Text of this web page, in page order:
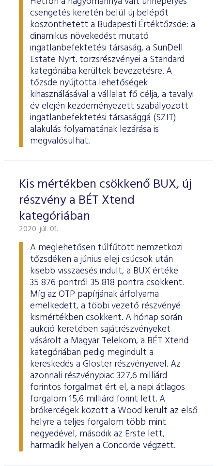
csengetés keretén belül új belépőt
köszönthetett a Budapesti Értéktőzsde: a
dinamikus növekedést mutató
ingatlanbefektetési társaság, a SunDell
Estate Nyrt. törzsrészvényei a Standard
kategóriába kerültek bevezetésre. A
tőzsde nyújtotta lehetőségek
kihasználásával a vállalat fő célja, a tavalyi
év elején kezdeményezett szabályozott
ingatlanbefektetési társasággá (SZIT)
alakulás folyamatának lezárása is
megvalósulhat.
Kis mértékben csökkenő BUX, új
részvény a BÉT Xtend
kategóriában
2020. júl. 01.
A meglehetősen túlfűtött nemzetközi
tőzsdéken a június eleji csúcsok után
kisebb visszaesés indult, a BUX értéke
35 876 pontról 35 818 pontra csökkent.
Míg az OTP papírjának árfolyama
emelkedett, a többi vezető részvényé
kismértékben csökkent. A hónap során
aukció keretében sajátrészvényeket
vásárolt a Magyar Telekom, a BÉT Xtend
kategóriában pedig megindult a
kereskedés a Gloster részvényeivel. Az
azonnali részvénypiac 327,6 milliárd
forintos forgalmat ért el, a napi átlagos
forgalom 15,6 milliárd forint lett. A
brókercégek között a Wood került az első
helyre a teljes forgalom több mint
negyedével, második az Erste lett,
harmadik helyen a Concorde végzett.